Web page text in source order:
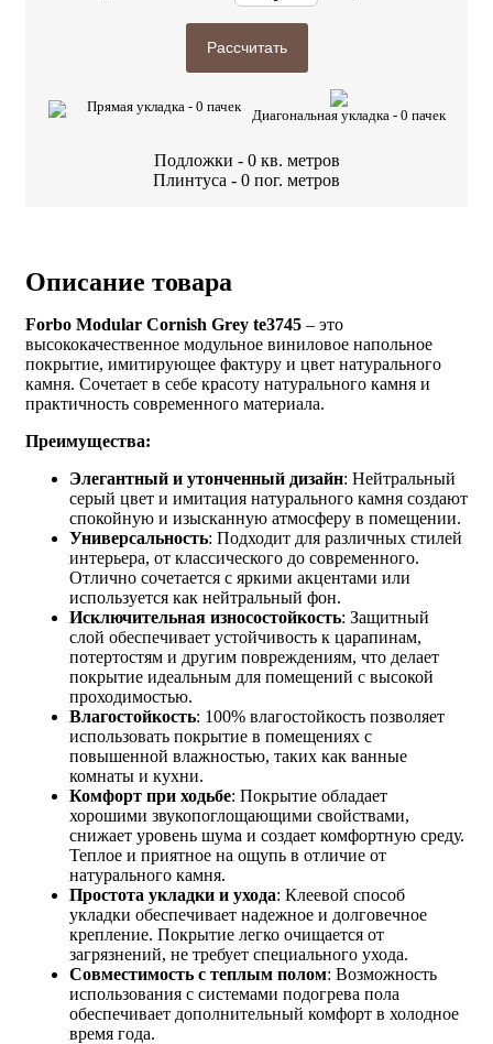
Рассчитать
Прямая укладка - 0 пачек
Диагональная укладка - 0 пачек
Подложки - 0 кв. метров
Плинтуса - 0 пог. метров
Описание товара
Forbo Modular Cornish Grey te3745 – это
высококачественное модульное виниловое напольное
покрытие, имитирующее фактуру и цвет натурального
камня. Сочетает в себе красоту натурального камня и
практичность современного материала.
Преимущества:
Элегантный и утонченный дизайн: Нейтральный
серый цвет и имитация натурального камня создают
спокойную и изысканную атмосферу в помещении.
Универсальность: Подходит для различных стилей
интерьера, от классического до современного.
Отлично сочетается с яркими акцентами или
используется как нейтральный фон.
Исключительная износостойкость: Защитный
слой обеспечивает устойчивость к царапинам,
потертостям и другим повреждениям, что делает
покрытие идеальным для помещений с высокой
проходимостью.
Влагостойкость: 100% влагостойкость позволяет
использовать покрытие в помещениях с
повышенной влажностью, таких как ванные
комнаты и кухни.
Комфорт при ходьбе: Покрытие обладает
хорошими звукопоглощающими свойствами,
снижает уровень шума и создает комфортную среду.
Теплое и приятное на ощупь в отличие от
натурального камня.
Простота укладки и ухода: Клеевой способ
укладки обеспечивает надежное и долговечное
крепление. Покрытие легко очищается от
загрязнений, не требует специального ухода.
Совместимость с теплым полом: Возможность
использования с системами подогрева пола
обеспечивает дополнительный комфорт в холодное
время года.